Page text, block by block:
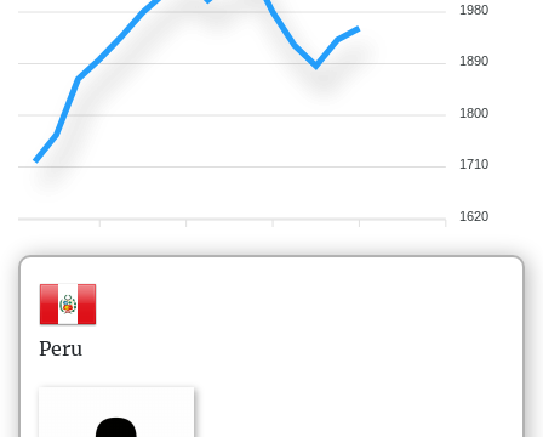
1980
1890
1800
1710
1620
Peru